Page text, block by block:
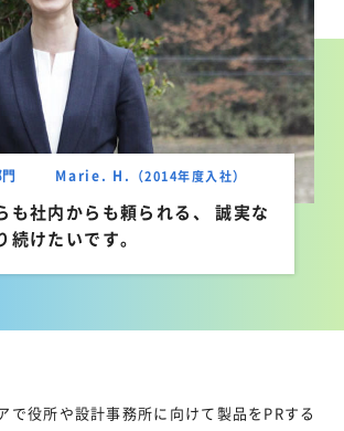
Marie. H. （2014年度入社）
も社内からも頼られる、 誠実な
続けたいです。
で役所や設計事務所に向けて製品をPRする